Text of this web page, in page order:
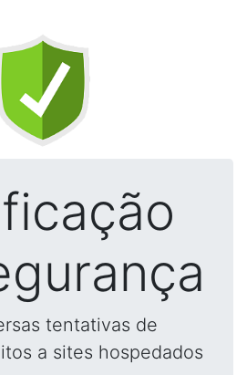
tentativas de
a sites hospedados